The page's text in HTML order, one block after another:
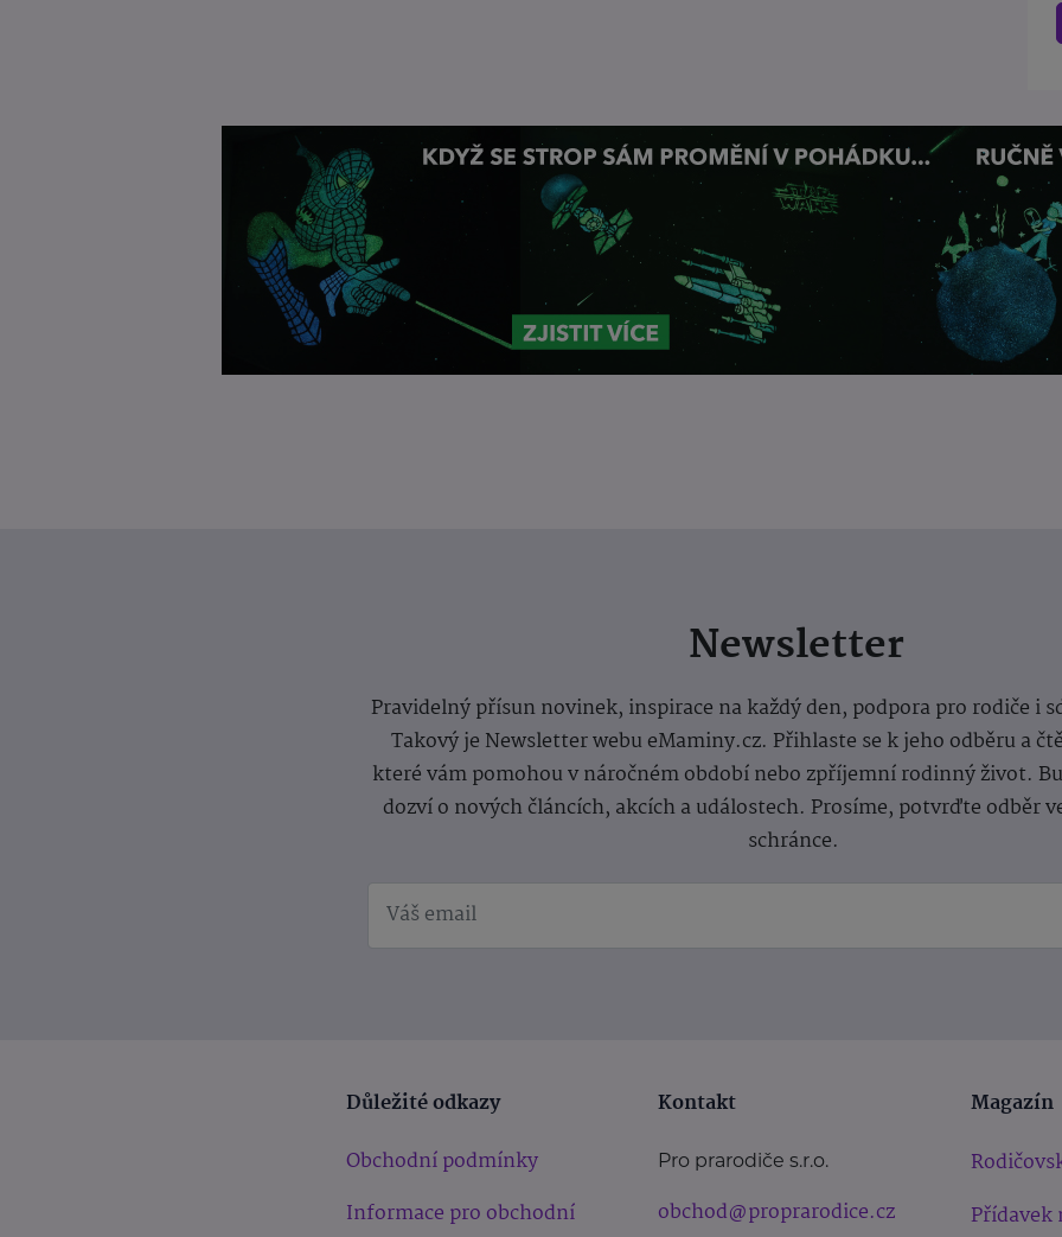
Newsletter
Pravidelný přísun novinek, inspirace na každý den, podpora pro rodiče i
Takový je Newsletter webu eMaminy.cz. Přihlaste se k jeho odběru a
které vám pomohou v náročném období nebo zpříjemní rodinný život.
dozví o nových článcích, akcích a událostech. Prosíme, potvrďte odběr
schránce.
Důležité odkazy
Obchodní podmínky
Informace pro obchodní
Kontakt
Pro prarodiče s.r.o.
obchod@proprarodice.cz
Magazín
Přídavek